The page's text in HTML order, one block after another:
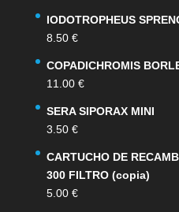
original
159.00 €.
actual
132.00
IODOTROPHEUS
8.50 €
COPADICHROMIS
11.00 €
SERA SIPORAX MINI
3.50 €
CARTUCHO DE
300 FILTRO (copia)
5.00 €